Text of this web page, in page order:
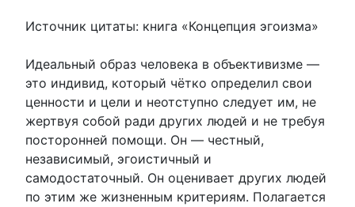
Источник цитаты: книга «Концепция эгоизма»
Идеальный образ человека в объективизме —
это индивид, который чётко определил свои
ценности и цели и неотступно следует им, не
жертвуя собой ради других людей и не требуя
посторонней помощи. Он — честный,
независимый, эгоистичный и
самодостаточный. Он оценивает других людей
по этим же жизненным критериям. Полагается